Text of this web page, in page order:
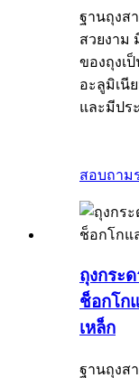
ฐานถุงส
สวยงาม
ของถุงเ
อะลูมิเนี
และมีปร
สอบถาม
ถุงกระ
ช็อกโก
เหล็ก
ฐานถุงส